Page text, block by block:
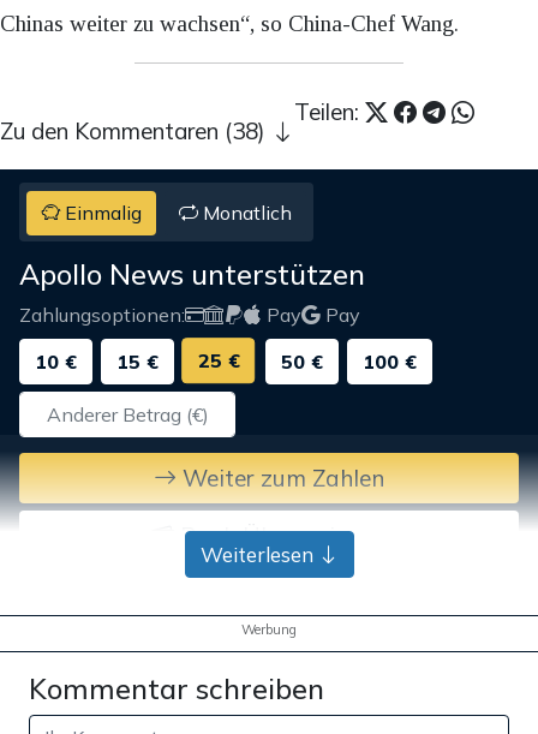
Chinas weiter zu wachsen“, so China-Chef Wang.
Teilen:
Zu den Kommentaren (38)
Einmalig Monatlich
Apollo News unterstützen
Zahlungsoptionen: Pay
Pay
10 €
15 € 25 € 50 € 100 €
Weiter zum Zahlen
Bank-Überweisung
Weiterlesen
Werbung
Kommentar schreiben